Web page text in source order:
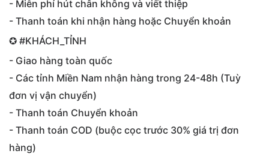
- Miễn phí hút chân không và viết thiệp
- Thanh toán khi nhận hàng hoặc Chuyển khoản
✪ ‪#‎KHÁCH_TỈNH‬
- Giao hàng toàn quốc
- Các tỉnh Miền Nam nhận hàng trong 24-48h (Tuỳ
đơn vị vận chuyển)
- Thanh toán Chuyển khoản
- Thanh toán COD (buộc cọc trước 30% giá trị đơn
hàng)